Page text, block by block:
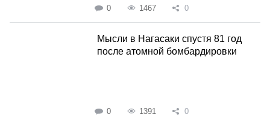
0 1467 0
Мысли в Нагасаки спустя 81 год
после атомной бомбардировки
0 1391 0